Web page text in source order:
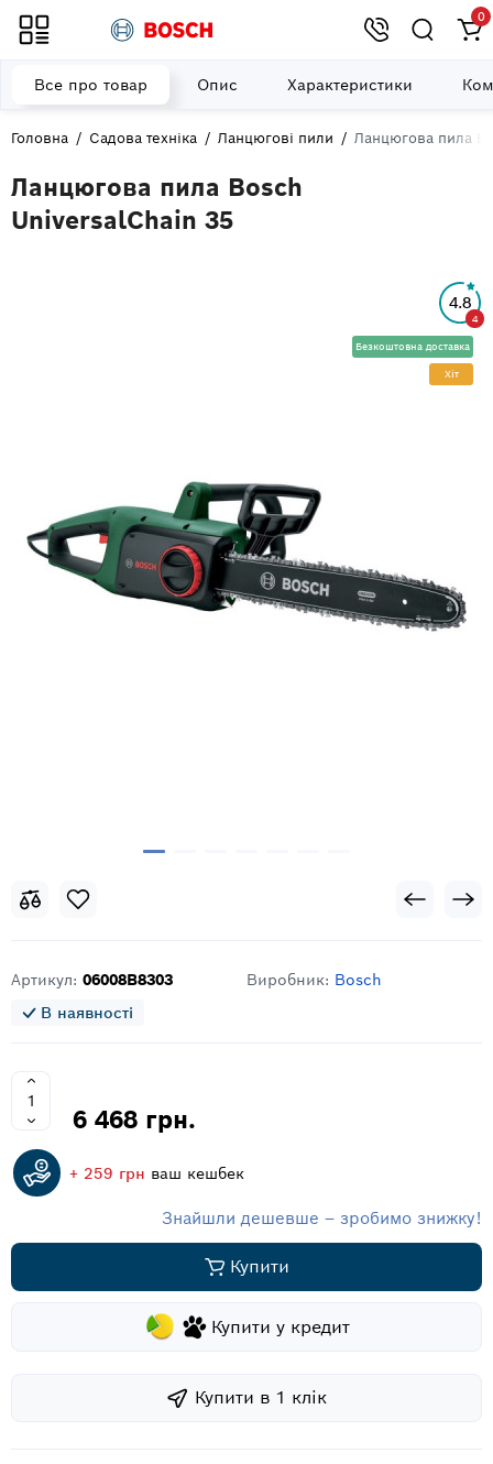
0
Головна Садова техніка Ланцюгові пили Ланцюгова пила
Ланцюгова пила Bosch
UniversalChain 35
Все про товар Опис Характеристики
4.8
4
Безкоштовна доставка
Хiт
Артикул: 06008B8303 Виробник: Bosch
В наявності
6 468 грн.
+ 259 грн ваш кешбек
Знайшли дешевше – зробимо знижку!
Купити
Купити у кредит
Купити в 1 клiк